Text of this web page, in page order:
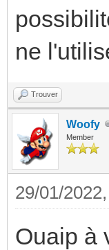
ne
Trouver
Woofy
Member
29/01/
Ouaip à